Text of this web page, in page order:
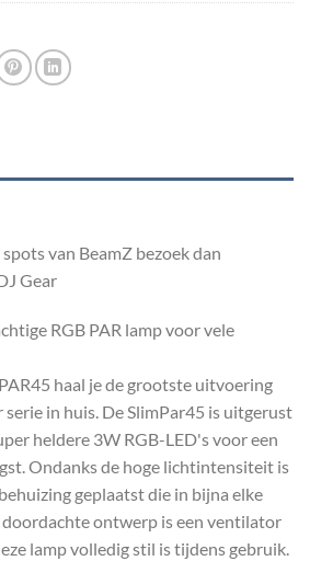
van BeamZ bezoek dan
Gear
RGB PAR lamp voor vele
haal je de grootste uitvoering
serie in huis. De SlimPar45 is uitgerust
heldere 3W RGB-LED's voor een
Ondanks de hoge lichtintensiteit is
geplaatst die in bijna elke
ontwerp is een ventilator
lamp volledig stil is tijdens gebruik.